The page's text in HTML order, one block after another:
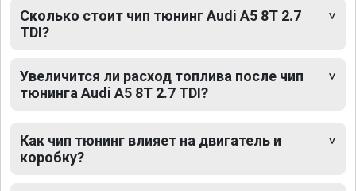
Сколько стоит чип тюнинг Audi A5 8T 2.7
TDI?
Увеличится ли расход топлива после чип
тюнинга Audi A5 8T 2.7 TDI?
Как чип тюнинг влияет на двигатель и
коробку?